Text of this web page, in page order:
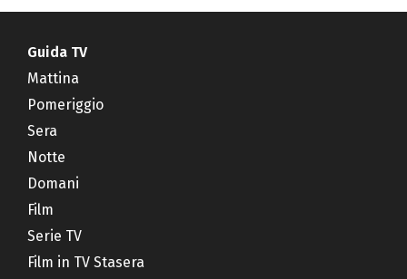
Guida TV
Mattina
Pomeriggio
Sera
Notte
Domani
Film
Serie TV
Film in TV Stasera